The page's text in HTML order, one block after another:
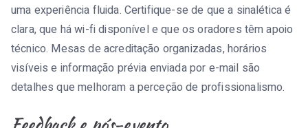
uma experiência fluida. Certifique-se de que a sinalética é
clara, que há wi-fi disponível e que os oradores têm apoio
técnico. Mesas de acreditação organizadas, horários
visíveis e informação prévia enviada por e-mail são
detalhes que melhoram a perceção de profissionalismo.